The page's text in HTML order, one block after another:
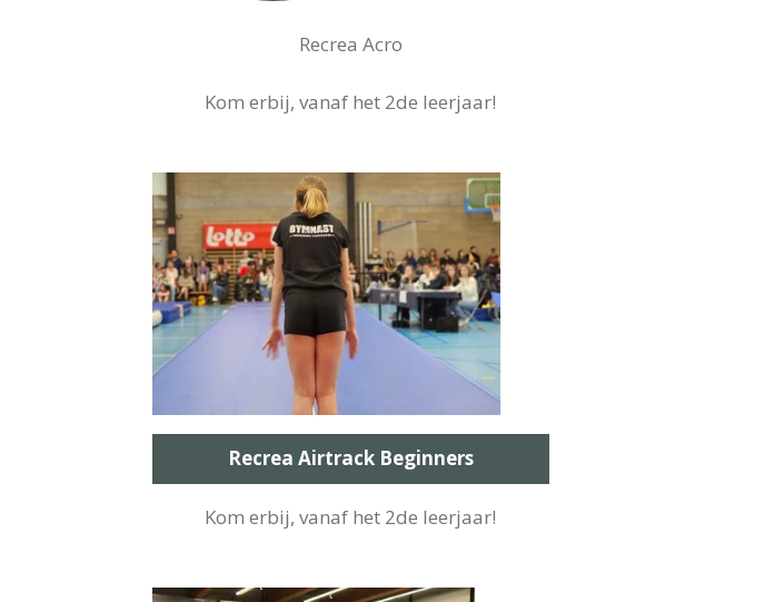
Recrea Acro
Kom erbij, vanaf het 2de leerjaar!
Recrea Airtrack Beginners
Kom erbij, vanaf het 2de leerjaar!